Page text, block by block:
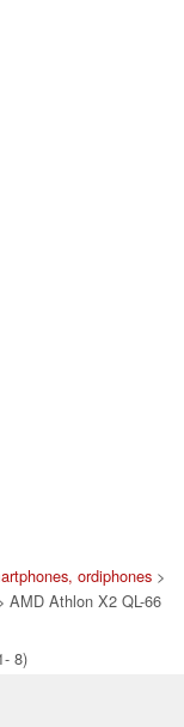
ordiphones >
AMD Athlon X2 QL-66
8)